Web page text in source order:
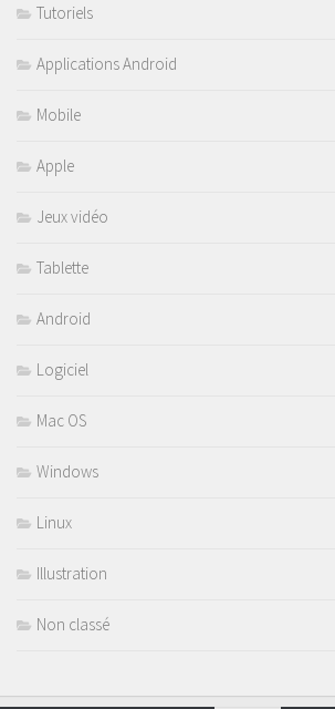
Tutoriels
Applications Android
Mobile
Apple
Jeux vidéo
Tablette
Android
Logiciel
Mac OS
Windows
Linux
Illustration
Non classé